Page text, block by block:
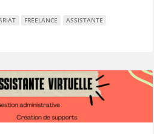
FREELANCE
ASSISTANTE